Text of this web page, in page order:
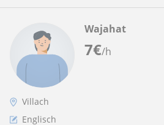
7€/h
Wajahat
Villach
Englisch